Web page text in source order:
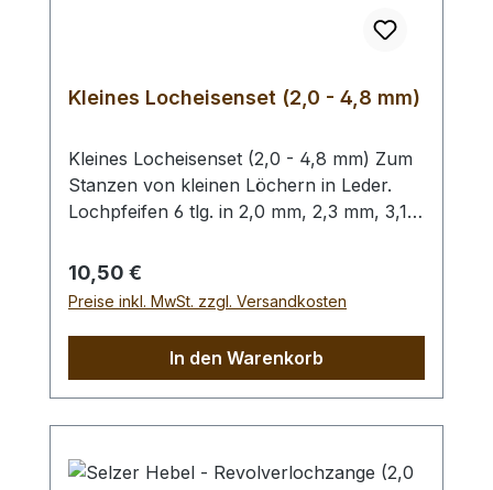
Kleines Locheisenset (2,0 - 4,8 mm)
Kleines Locheisenset (2,0 - 4,8 mm) Zum
Stanzen von kleinen Löchern in Leder.
Lochpfeifen 6 tlg. in 2,0 mm, 2,3 mm, 3,1
benutzen Sie zum Schlagen unbedingt
einen geeigneten Hammer (keinen
Stahlhammer) und eine geeignete
eine Beschädigung des Werkzeugs
auszuschliessen, siehe Zubehör.
Regulärer Preis:
10,50 €
Preise inkl. MwSt. zzgl. Versandkosten
In den Warenkorb